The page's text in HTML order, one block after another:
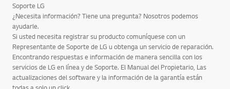
Soporte LG
¿Necesita información? Tiene una pregunta? Nosotros podemos
ayudarle.
Si usted necesita registrar su producto comuníquese con un
Representante de Soporte de LG u obtenga un servicio de reparación.
Encontrando respuestas e información de manera sencilla con los
servicios de LG en línea y de Soporte. El Manual del Propietario, Las
actualizaciones del software y la información de la garantía están